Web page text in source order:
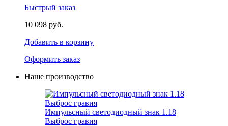
Быстрый заказ
10 098 руб.
Добавить в корзину
Оформить заказ
Наше производство
Импульсный светодиодный знак 1.18
Выброс гравия